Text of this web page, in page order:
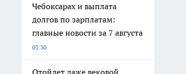
Чебоксарах и выплата
долгов по зарплатам:
главные новости за 7 августа
03:30